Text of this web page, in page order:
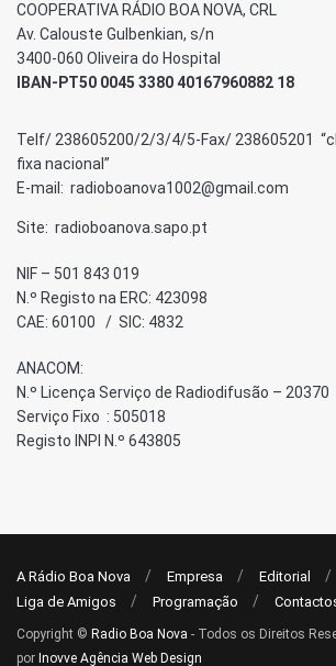
COOPERATIVA RÁDIO BOA NOVA, CRL
Av. Calouste Gulbenkian, s/n
3400-060 Oliveira do Hospital
IBAN-PT50 0045 3380 40167960882 18
Telf/ 238605200/2/3/4/5-Fax/ 238605201
fixa nacional”
E-mail: radioboanova1002@gmail.com
Site: radioboanova.sapo.pt
NIF – 501 843 019
N.º Registo na ERC: 423098
CAE: 60100 / SIC: 4832
ANACOM:
N.º Licença Serviço de Radiodifusão – 20370
Serviço Fixo : 505018
Registo INPI N.º 643805
A Rádio Boa Nova Empresa
Editorial
Liga de Amigos
Programação
Copyright © Radio Boa Nova - Todos os Direitos
por Inovve Agência Web Design